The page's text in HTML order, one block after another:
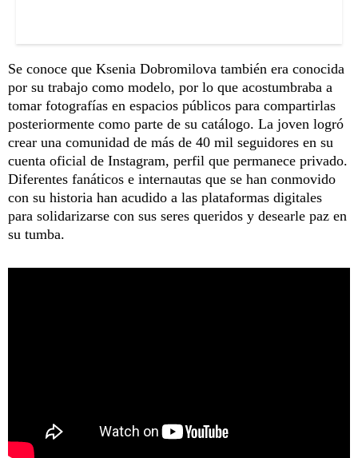
Se conoce que Ksenia Dobromilova también era conocida
por su trabajo como modelo, por lo que acostumbraba a
tomar fotografías en espacios públicos para compartirlas
posteriormente como parte de su catálogo. La joven logró
crear una comunidad de más de 40 mil seguidores en su
cuenta oficial de Instagram, perfil que permanece privado.
Diferentes fanáticos e internautas que se han conmovido
con su historia han acudido a las plataformas digitales
para solidarizarse con sus seres queridos y desearle paz en
su tumba.